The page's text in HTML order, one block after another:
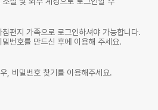
편지 가족으로 로그인하셔야 가능합니다.
번호를 만드신 후에 이용해 주세요.
, 비밀번호 찾기를 이용해주세요.